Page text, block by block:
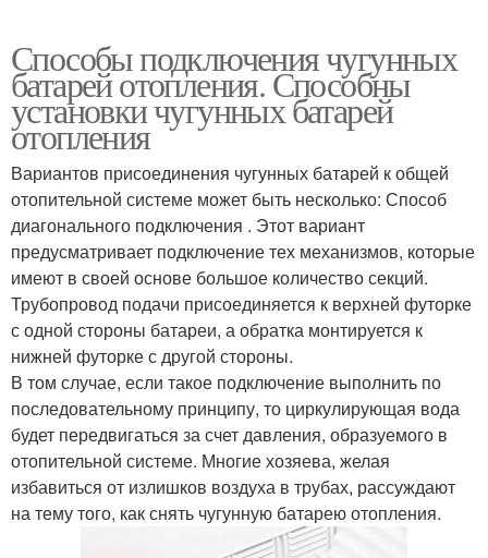
Способы подключения чугунных
батарей отопления. Способны
установки чугунных батарей
отопления
Вариантов присоединения чугунных батарей к общей
отопительной системе может быть несколько: Способ
диагонального подключения . Этот вариант
предусматривает подключение тех механизмов, которые
имеют в своей основе большое количество секций.
Трубопровод подачи присоединяется к верхней футорке
с одной стороны батареи, а обратка монтируется к
нижней футорке с другой стороны.
В том случае, если такое подключение выполнить по
последовательному принципу, то циркулирующая вода
будет передвигаться за счет давления, образуемого в
отопительной системе. Многие хозяева, желая
избавиться от излишков воздуха в трубах, рассуждают
на тему того, как снять чугунную батарею отопления.